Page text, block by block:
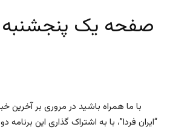
صفحه یک پنجشنبه 3 آذر 1401
با ما همراه باشید در مروری بر آخرین
“ایران فردا”، با به اشتراک گذاری این